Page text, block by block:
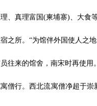
、真理富国(柬埔寨)、大食
之所。“为馆伴外国使人之
往来的馆舍，南宋时再使
僧行。西北流寓僧净超于